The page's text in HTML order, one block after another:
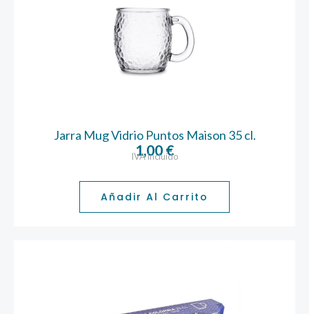
Jarra Mug Vidrio Puntos Maison 35 cl.
1,00 €
IVA incluido
Añadir Al Carrito